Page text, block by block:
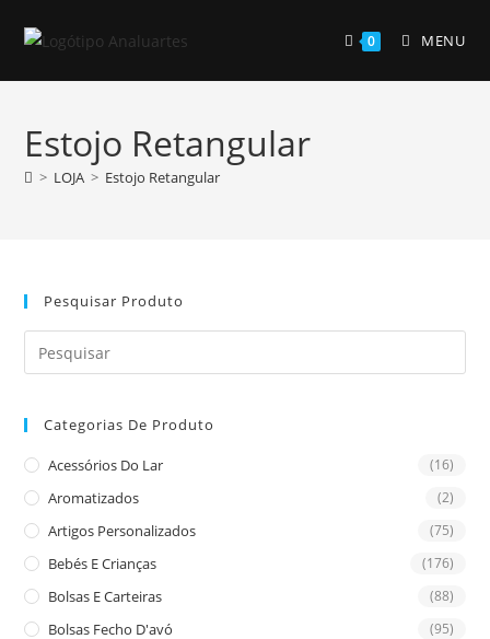
0 MENU
Estojo Retangular
> LOJA > Estojo Retangular
Pesquisar Produto
Categorias De Produto
Acessórios Do Lar (16)
Aromatizados (2)
Artigos Personalizados (75)
Bebés E Crianças (176)
Bolsas E Carteiras (88)
Bolsas Fecho D'avó (95)